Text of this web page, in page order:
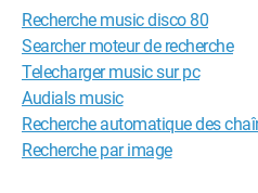
Recherche music disco 80
Searcher moteur de recherche
Telecharger music sur pc
Audials music
Recherche automatique des
Recherche par image